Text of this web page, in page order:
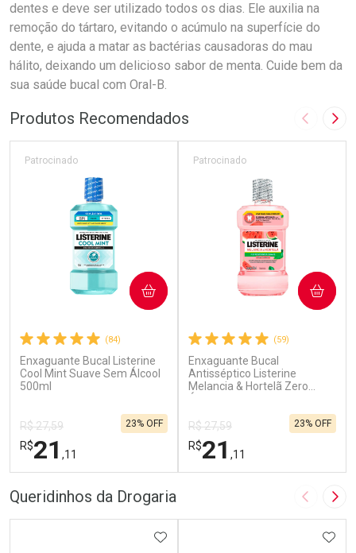
dentes e deve ser utilizado todos os dias. Ele auxilia na
remoção do tártaro, evitando o acúmulo na superfície do
dente, e ajuda a matar as bactérias causadoras do mau
hálito, deixando um delicioso sabor de menta. Cuide bem da
sua saúde bucal com Oral-B.
Produtos Recomendados Imagem
(84)
Enxaguante Bucal Listerine
Cool Mint Suave Sem Álcool
500ml
Patrocinado
R$ 27,59
R$21 ,11
23% OFF
COMPRAR
(59)
Enxaguante Bucal
Antisséptico Listerine
Melancia & Hortelã Zero
Patrocinado
R$ 27,59
R$21 ,11
23% OFF
COMPRAR
Queridinhos da Drogaria Imagem
ADICIONAR AOS FAVORITOS